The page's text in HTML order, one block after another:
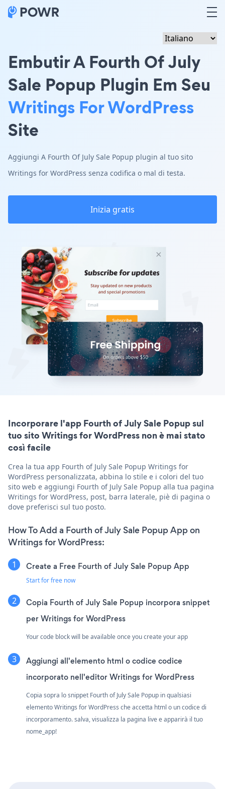
Embutir A Fourth Of July
Sale Popup Plugin Em Seu
Writings For WordPress
Site
Aggiungi A Fourth Of July Sale Popup plugin al tuo sito
Writings for WordPress senza codifica o mal di testa.
Inizia gratis
Incorporare l'app Fourth of July Sale Popup sul
tuo sito Writings for WordPress non è mai stato
così facile
Crea la tua app Fourth of July Sale Popup Writings for
WordPress personalizzata, abbina lo stile e i colori del tuo
sito web e aggiungi Fourth of July Sale Popup alla tua pagina
Writings for WordPress, post, barra laterale, piè di pagina o
dove preferisci sul tuo posto.
How To Add a Fourth of July Sale Popup App on
Writings for WordPress:
Create a Free Fourth of July Sale Popup App
Start for free now
Copia Fourth of July Sale Popup incorpora snippet
per Writings for WordPress
Your code block will be available once you create your app
Aggiungi all'elemento html o codice codice
incorporato nell'editor Writings for WordPress
Copia sopra lo snippet Fourth of July Sale Popup in qualsiasi
elemento Writings for WordPress che accetta html o un codice di
incorporamento. salva, visualizza la pagina live e apparirà il tuo
nome_app!